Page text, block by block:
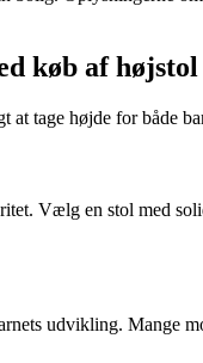
køb af højstol
tage højde for både
Vælg en stol med
udvikling. Mange